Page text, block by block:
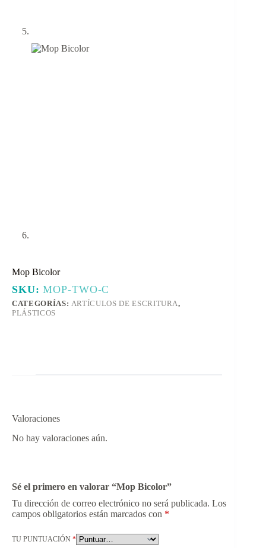
Mop Bicolor
SKU:MOP-TWO-C
CATEGORÍAS: ARTÍCULOS DE ESCRITURA,
PLÁSTICOS
Valoraciones
No hay valoraciones aún.
Sé el primero en valorar “Mop Bicolor”
Tu dirección de correo electrónico no será publicada. Los
campos obligatorios están marcados con *
TU PUNTUACIÓN *